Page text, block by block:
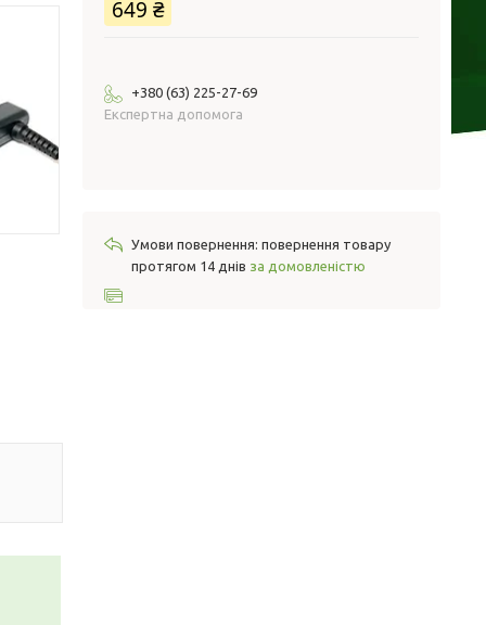
649 ₴
+380 (63) 225-27-69
Експертна допомога
повернення товару
протягом 14 днів за домовленістю